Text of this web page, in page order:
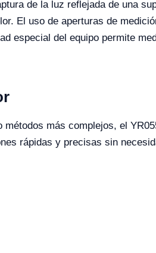
de la luz reflejada de una
El uso de aperturas de
especial del equipo permite
más complejos, el
rápidas y precisas sin